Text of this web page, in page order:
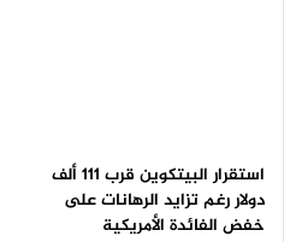
استقرار البيتكوين قرب 111 ألف
دولار رغم تزايد الرهانات على
خفض الفائدة الأمريكية